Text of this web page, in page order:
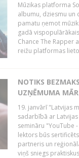
Mūzikas platforma
albumu, dziesmu un
pamatu ņemot
gadā
Chance The Rapper
reižu platformas
NOTIKS
UZŅĒMUMA
19. janvārī "Latvijas
sadarbībā ar
semināru "YouTube
lektors būs
partneris un
viņš sniegs